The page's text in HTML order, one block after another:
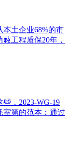
土企业68%的市
工程质保20年，
，2023-WG-19
室第的范本：通过